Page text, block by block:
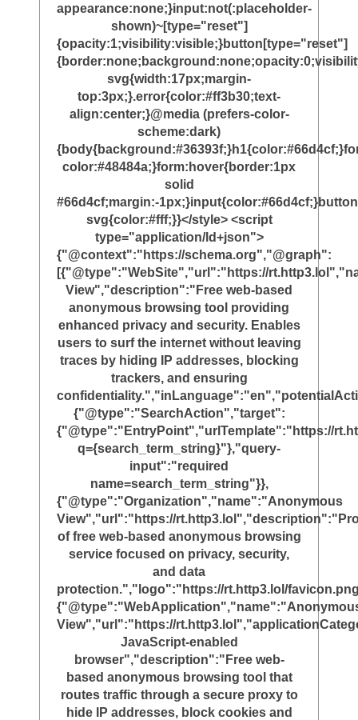
appearance:none;}input:not(:placeholder-
shown)~[type="reset"]
{opacity:1;visibility:visible;}button[type="reset"]
svg{width:17px;margin-
top:3px;}.error{color:#ff3b30;text-
align:center;}@media (prefers-color-
scheme:dark)
color:#48484a;}form:hover{border:1px
solid
#66d4cf;margin:-1px;}input{color:#66d4cf;}button
svg{color:#fff;}}</style> <script
type="application/ld+json">
{"@context":"https://schema.org","@graph":
[{"@type":"WebSite","url":"https://
View","description":"Free web-based
anonymous browsing tool providing
enhanced privacy and security. Enables
users to surf the internet without leaving
traces by hiding IP addresses, blocking
trackers, and ensuring
{"@type":"SearchAction","target":
{"@type":"EntryPoint","urlTemplate":"https://
q={search_term_string}"},"query-
input":"required
name=search_term_string"}},
{"@type":"Organization","name":"Anonymous
View","url":"https://
of free web-based anonymous browsing
service focused on privacy, security,
and data
protection.","logo":"https://rt.http3.lol/
View","url":"https://
JavaScript-enabled
browser","description":"Free web-
based anonymous browsing tool that
routes traffic through a secure proxy to
hide IP addresses, block cookies and